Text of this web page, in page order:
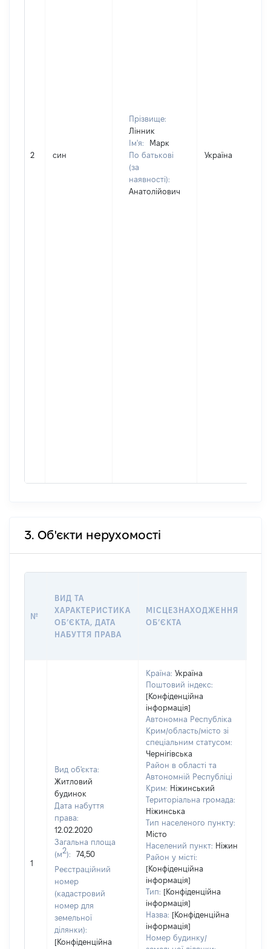
2 син
Прізвище:
Лінник
Ім'я:
Марк
По батькові
(за
наявності):
Анатолійович
Україна
3. Об'єкти нерухомості
№
ВИД ТА
ХАРАКТЕРИСТИКА
ОБʼЄКТА, ДАТА
НАБУТТЯ ПРАВА
МІСЦЕЗНАХОДЖЕННЯ
ОБʼЄКТА
1
Вид об'єкта:
Житловий
будинок
Дата набуття
права:
12.02.2020
Загальна площа
(м2):
74,50
Реєстраційний
номер
(кадастровий
номер для
земельної
ділянки):
[Конфіденційна
Країна: Україна
Поштовий індекс:
[Конфіденційна
інформація]
Автономна Республіка
Крим/область/місто зі
спеціальним статусом:
Чернігівська
Район в області та
Автономній Республіці
Крим: Ніжинський
Територіальна громада:
Ніжинська
Тип населеного пункту:
Місто
Населений пункт: Ніжин
Район у місті:
[Конфіденційна
інформація]
Тип: [Конфіденційна
інформація]
Назва: [Конфіденційна
інформація]
Номер будинку/